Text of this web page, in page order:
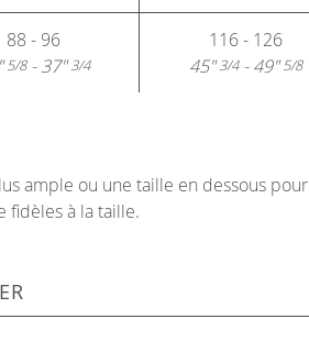
88 - 96
5/8- 37"3/4
116 - 126
45"3/4- 49"5/8
ample ou une taille en dessous pour
fidèles à la taille.